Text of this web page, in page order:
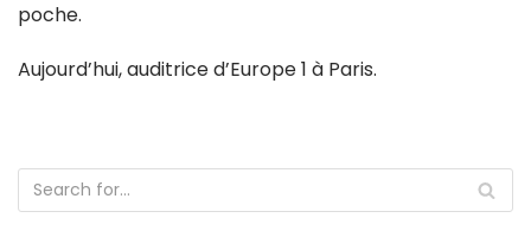
poche.
Aujourd’hui, auditrice d’Europe 1 à Paris.